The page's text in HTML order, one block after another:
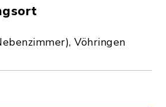
Vöhringen